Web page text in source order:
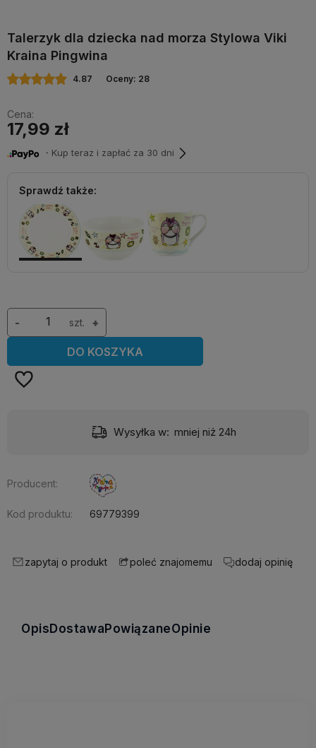
Talerzyk dla dziecka nad morza Stylowa Viki
Kraina Pingwina
4.87 Oceny: 28
Cena:
17,99 zł
・Kup teraz i zapłać za 30 dni
Sprawdź także:
szt. +
-
DO KOSZYKA
Wysyłka w: mniej niż 24h
Producent:
Kod produktu: 69779399
zapytaj o produkt poleć znajomemu dodaj opinię
OpisDostawaPowiązaneOpinie